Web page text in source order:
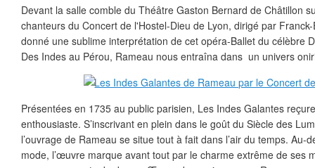
Devant la salle comble du Théâtre Gaston Bernard de Châtillon
chanteurs du Concert de l'Hostel-Dieu de Lyon, dirigé par
donné une sublime interprétation de cet opéra-Ballet du célèbre
Des Indes au Pérou, Rameau nous entraîna dans un univers
Présentées en 1735 au public parisien, Les Indes Galantes
enthousiaste. S’inscrivant en plein dans le goût du Siècle des
l’ouvrage de Rameau se situe tout à fait dans l’air du temps. Au-
mode, l’œuvre marque avant tout par le charme extrême de ses